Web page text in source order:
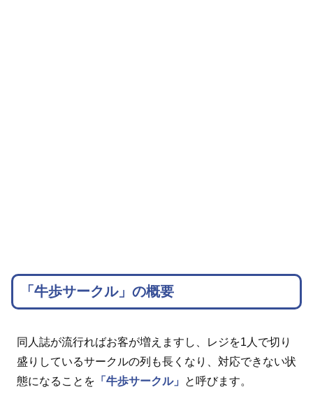
「牛歩サークル」の概要
同人誌が流行ればお客が増えますし、レジを1人で切り
盛りしているサークルの列も長くなり、対応できない状
態になることを 「牛歩サークル」 と呼びます。